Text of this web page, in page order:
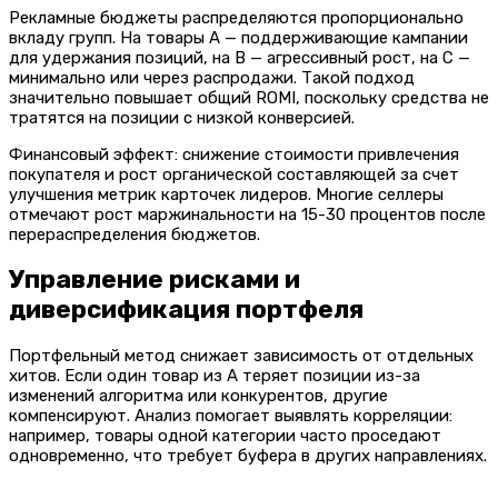
Рекламные бюджеты распределяются пропорционально
вкладу групп. На товары A — поддерживающие кампании
для удержания позиций, на B — агрессивный рост, на C —
минимально или через распродажи. Такой подход
значительно повышает общий ROMI, поскольку средства не
тратятся на позиции с низкой конверсией.
Финансовый эффект: снижение стоимости привлечения
покупателя и рост органической составляющей за счет
улучшения метрик карточек лидеров. Многие селлеры
отмечают рост маржинальности на 15-30 процентов после
перераспределения бюджетов.
Управление рисками и
диверсификация портфеля
Портфельный метод снижает зависимость от отдельных
хитов. Если один товар из A теряет позиции из-за
изменений алгоритма или конкурентов, другие
компенсируют. Анализ помогает выявлять корреляции:
например, товары одной категории часто проседают
одновременно, что требует буфера в других направлениях.